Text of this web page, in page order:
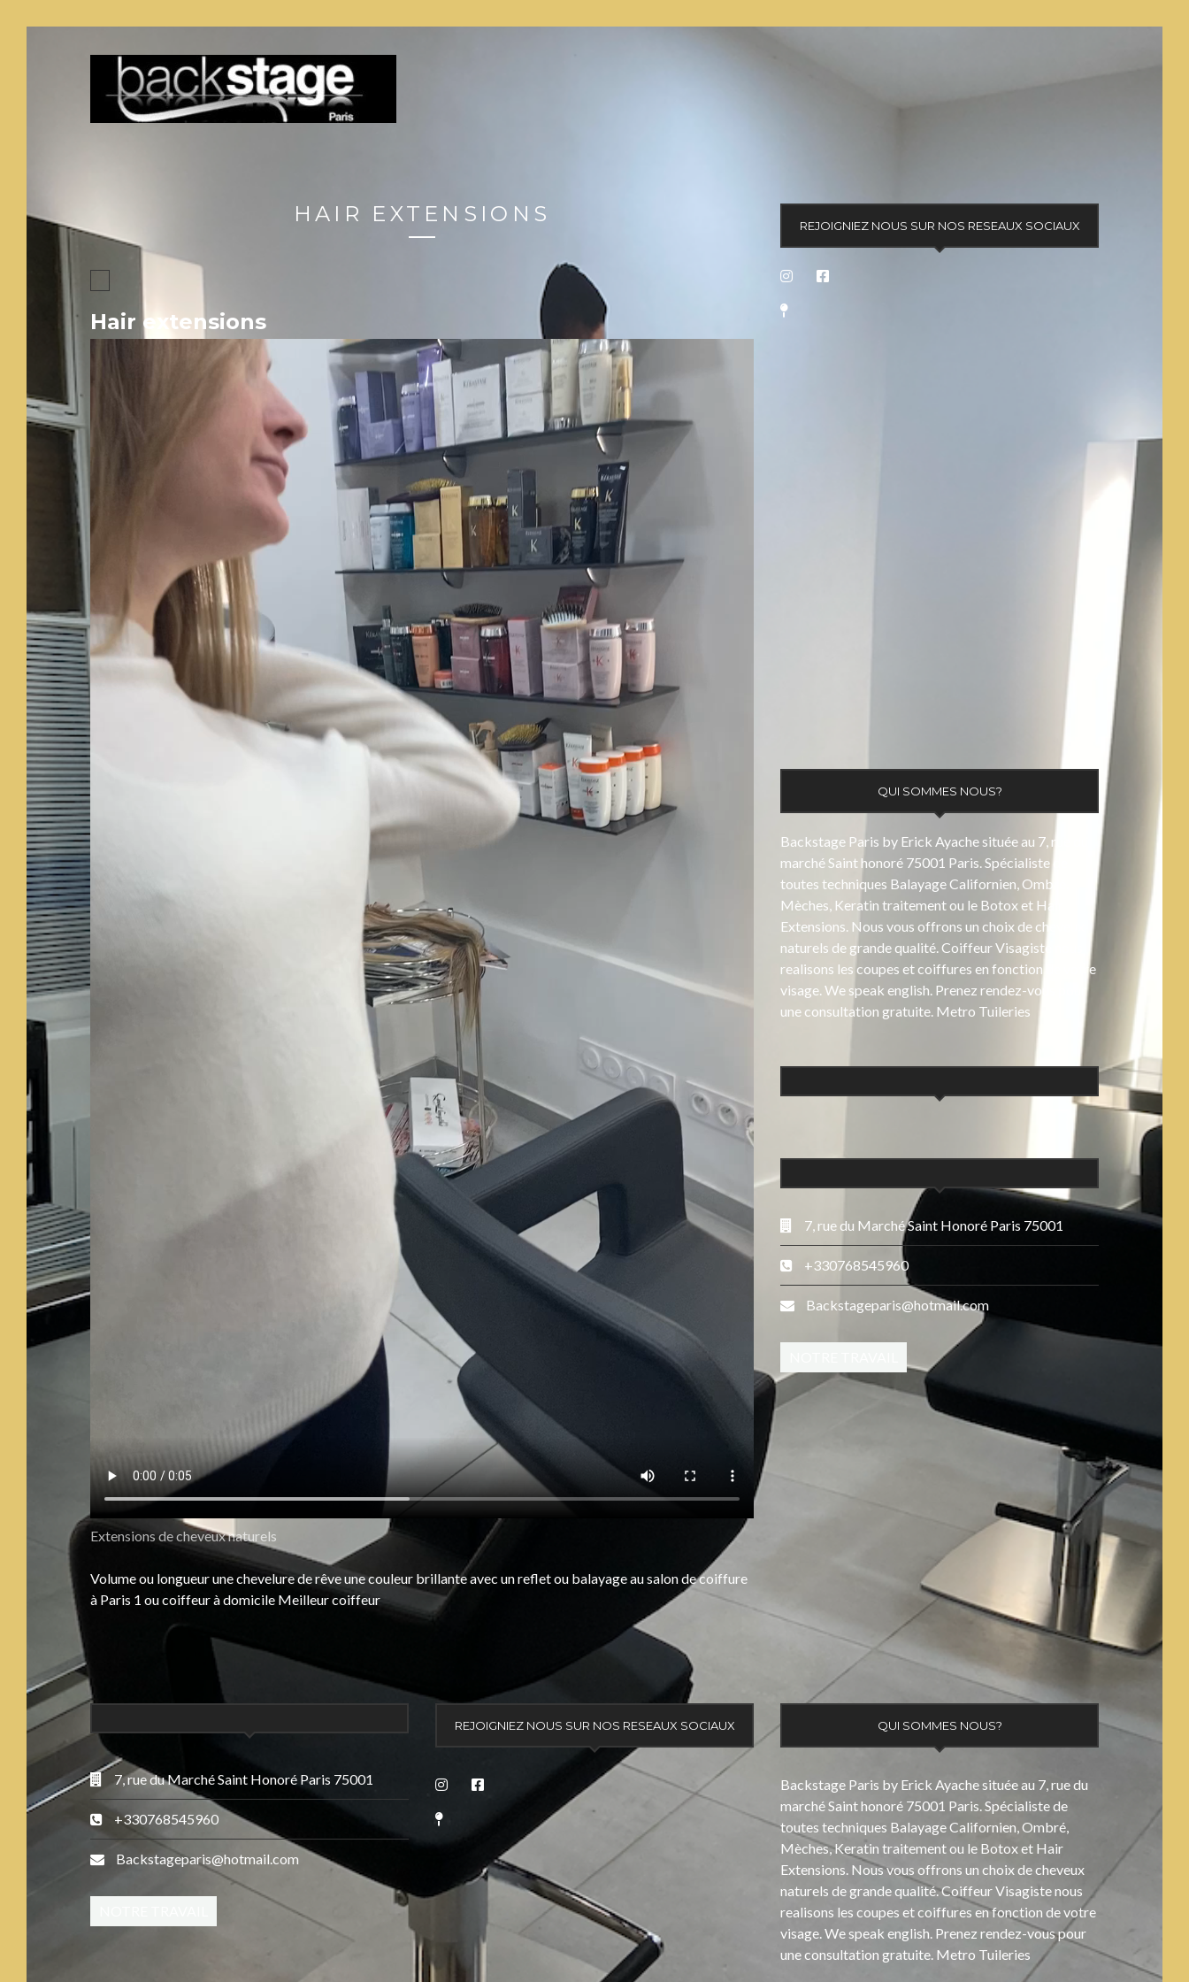
HAIR EXTENSIONS
Hair extensions
Extensions de cheveux naturels
Volume ou longueur une chevelure de rêve une couleur brillante avec un reflet ou balayage au salon de coiffure
à Paris 1 ou coiffeur à domicile Meilleur coiffeur
REJOIGNIEZ NOUS SUR NOS RESEAUX SOCIAUX
QUI SOMMES NOUS?
Backstage Paris by Erick Ayache située au 7, rue du
marché Saint honoré 75001 Paris. Spécialiste de
toutes techniques Balayage Californien, Ombré,
Mèches, Keratin traitement ou le Botox et Hair
Extensions. Nous vous offrons un choix de cheveux
naturels de grande qualité. Coiffeur Visagiste nous
realisons les coupes et coiffures en fonction de votre
visage. We speak english. Prenez rendez-vous pour
une consultation gratuite. Metro Tuileries
7, rue du Marché Saint Honoré Paris 75001
+330768545960
Backstageparis@hotmail.com
7, rue du Marché Saint Honoré Paris 75001
+330768545960
Backstageparis@hotmail.com
REJOIGNIEZ NOUS SUR NOS RESEAUX SOCIAUX QUI SOMMES NOUS?
Backstage Paris by Erick Ayache située au 7, rue du
marché Saint honoré 75001 Paris. Spécialiste de
toutes techniques Balayage Californien, Ombré,
Mèches, Keratin traitement ou le Botox et Hair
Extensions. Nous vous offrons un choix de cheveux
naturels de grande qualité. Coiffeur Visagiste nous
realisons les coupes et coiffures en fonction de votre
visage. We speak english. Prenez rendez-vous pour
une consultation gratuite. Metro Tuileries